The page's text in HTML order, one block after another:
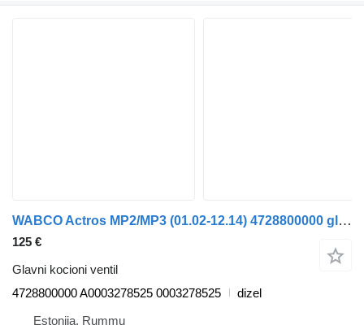
WABCO Actros MP2/MP3 (01.02-12.14) 4728800000 glavni kocioni ventil za Mercedes-Benz Actros, Axor MP1, MP2, MP3 (1996-2014) kamiona
125 €
Glavni kocioni ventil
4728800000 A0003278525 0003278525
dizel
Estonija, Rummu